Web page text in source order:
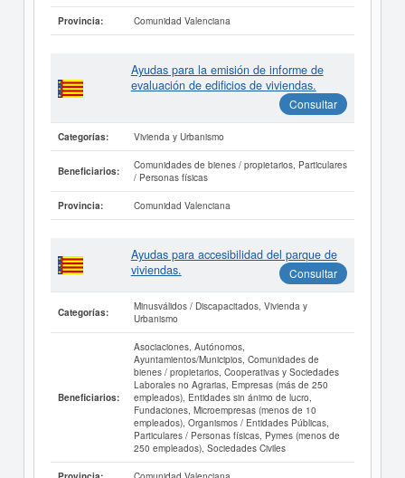
Provincia: Comunidad Valenciana
Ayudas para la emisión de informe de
evaluación de edificios de viviendas.
Consultar
Categorías: Vivienda y Urbanismo
Beneficiarios:
Comunidades de bienes / propietarios, Particulares
/ Personas físicas
Provincia: Comunidad Valenciana
Ayudas para accesibilidad del parque de
viviendas.
Consultar
Categorías:
Minusválidos / Discapacitados, Vivienda y
Urbanismo
Beneficiarios:
Asociaciones, Autónomos,
Ayuntamientos/Municipios, Comunidades de
bienes / propietarios, Cooperativas y Sociedades
Laborales no Agrarias, Empresas (más de 250
empleados), Entidades sin ánimo de lucro,
Fundaciones, Microempresas (menos de 10
empleados), Organismos / Entidades Públicas,
Particulares / Personas físicas, Pymes (menos de
250 empleados), Sociedades Civiles